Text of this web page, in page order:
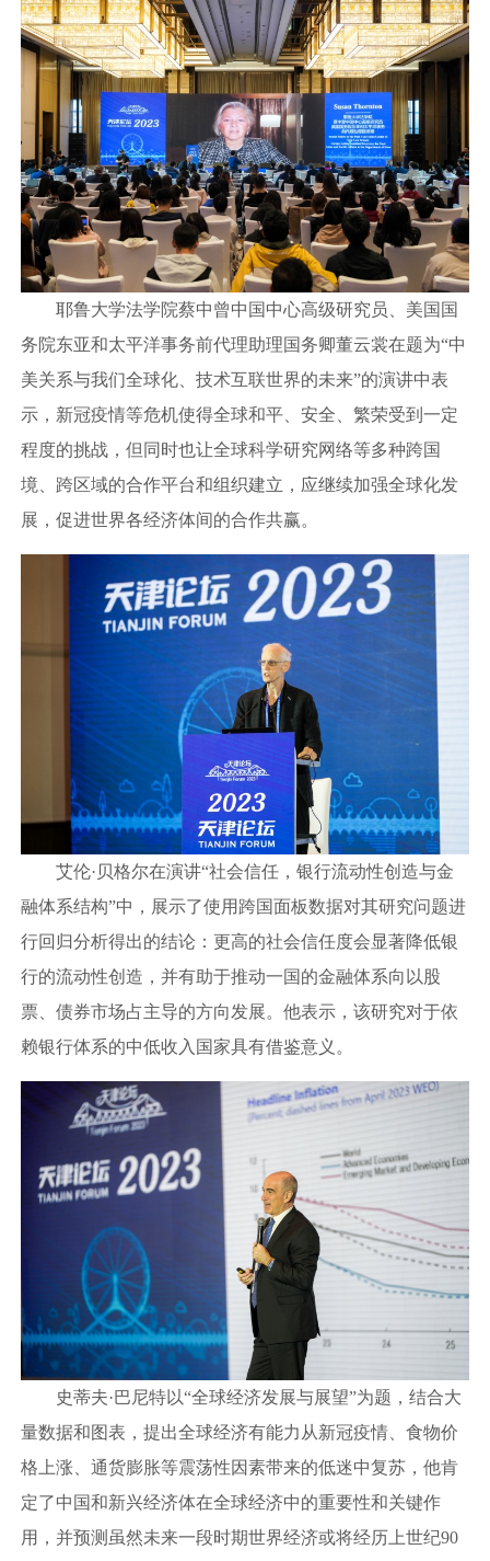
耶鲁大学法学院蔡中曾中国中心高级研究员、美国国
务院东亚和太平洋事务前代理助理国务卿董云裳在题为“中
美关系与我们全球化、技术互联世界的未来”的演讲中表
示，新冠疫情等危机使得全球和平、安全、繁荣受到一定
程度的挑战，但同时也让全球科学研究网络等多种跨国
境、跨区域的合作平台和组织建立，应继续加强全球化发
展，促进世界各经济体间的合作共赢。
艾伦·贝格尔在演讲“社会信任，银行流动性创造与金
融体系结构”中，展示了使用跨国面板数据对其研究问题进
行回归分析得出的结论：更高的社会信任度会显著降低银
行的流动性创造，并有助于推动一国的金融体系向以股
票、债券市场占主导的方向发展。他表示，该研究对于依
赖银行体系的中低收入国家具有借鉴意义。
史蒂夫·巴尼特以“全球经济发展与展望”为题，结合大
量数据和图表，提出全球经济有能力从新冠疫情、食物价
格上涨、通货膨胀等震荡性因素带来的低迷中复苏，他肯
定了中国和新兴经济体在全球经济中的重要性和关键作
用，并预测虽然未来一段时期世界经济或将经历上世纪90